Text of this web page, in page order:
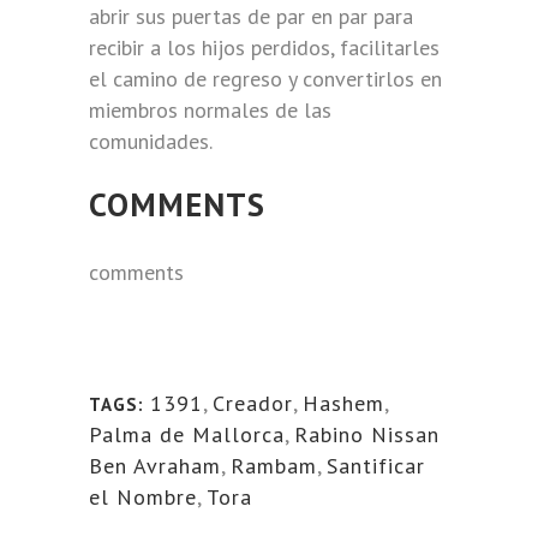
abrir sus puertas de par en par para
recibir a los hijos perdidos, facilitarles
el camino de regreso y convertirlos en
miembros normales de las
comunidades.
COMMENTS
comments
TAGS: 1391, Creador, Hashem,
Palma de Mallorca, Rabino Nissan
Ben Avraham, Rambam, Santificar
el Nombre, Tora